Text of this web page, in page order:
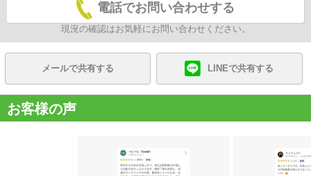
電話でお問い合わせする
現況の確認はお気軽にお問い合わせください。
メールで共有する LINEで共有する
お客様の声